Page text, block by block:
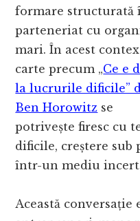
formare structurată
parteneriat cu
mari. În acest
carte precum „Ce e
la lucrurile dificile”
Ben Horowitz se
potrivește firesc cu
dificile, creștere sub
într-un mediu
Această